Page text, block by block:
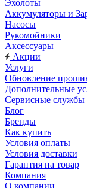
Эхолоты
Аккумуляторы и
Насосы
Рукомойники
Аксессуары
Акции
Услуги
Обновление
Дополнительные
Сервисные службы
Блог
Бренды
Как купить
Условия оплаты
Условия доставки
Гарантия на товар
Компания
О компании